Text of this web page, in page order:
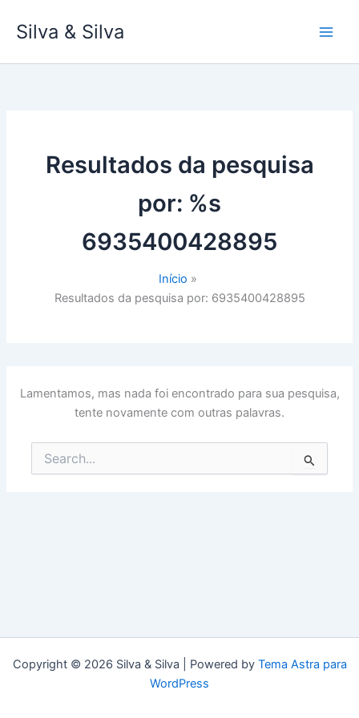
para
conteúdo
Silva & Silva
Resultados da pesquisa
por: %s
6935400428895
Início
Resultados da pesquisa por: 6935400428895
Lamentamos, mas nada foi encontrado para sua pesquisa,
tente novamente com outras palavras.
Pesquisar
por:
Copyright © 2026 Silva & Silva | Powered by Tema Astra para
WordPress